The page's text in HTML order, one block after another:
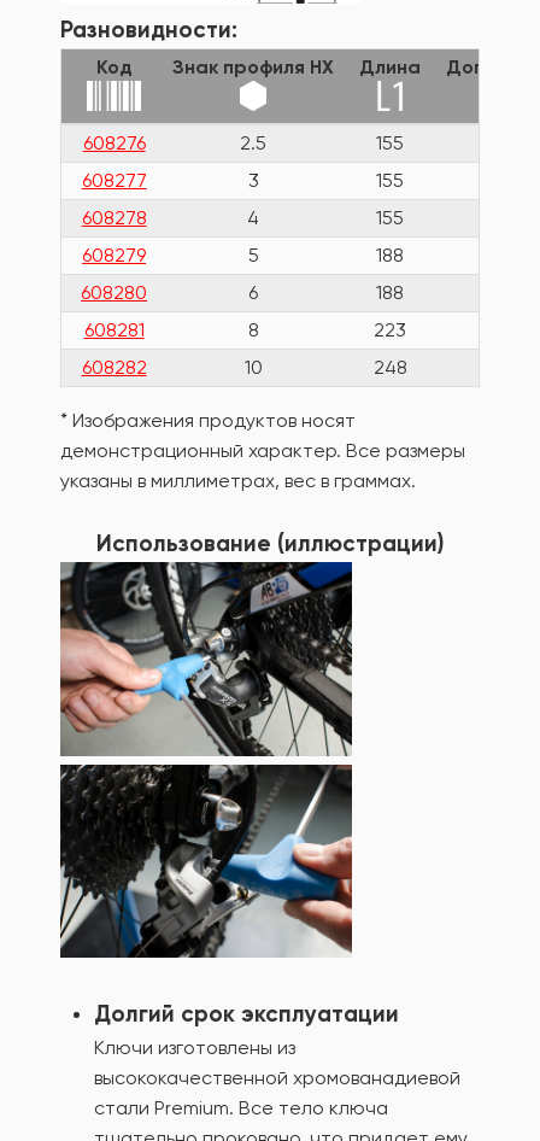
Разновидности:
Код Знак профиля HX Длина
608276 2.5
155
608277
3
155
608278
4
155
608279
5
188
608280
6
188
608281
8
223
608282
10 248
* Изображения продуктов носят
демонстрационный характер. Все размеры
указаны в миллиметрах, вес в граммах.
Использование (иллюстрации)
Долгий срок эксплуатации
Ключи изготовлены из
высококачественной хромованадиевой
стали Premium. Все тело ключа